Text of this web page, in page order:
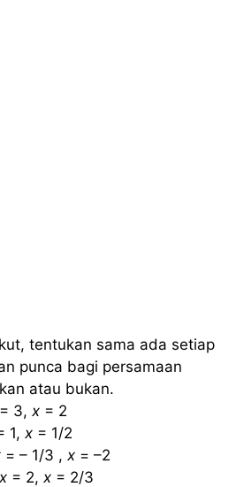
tentukan sama ada setiap
punca bagi persamaan
atau bukan.
= 3, x = 2
1, x = 1/2
= – 1/3 , x = –2
x = 2, x = 2/3